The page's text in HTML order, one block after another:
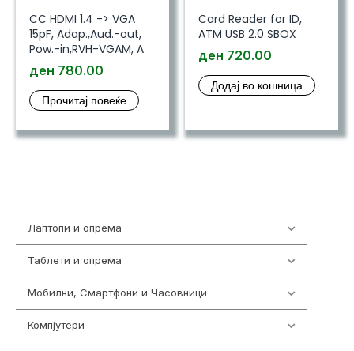
Лаптопи и опрема
Таблети и опрема
Мобилни, Смартфони и Часовници
Компјутери
CC HDMI 1.4 -> VGA
15pF, Adap.,Aud.-out,
Pow.-in,RVH-VGAM, A
ден 780.00
Прочитај повеќе
Card Reader for ID,
ATM USB 2.0 SBOX
ден 720.00
Додај во кошница